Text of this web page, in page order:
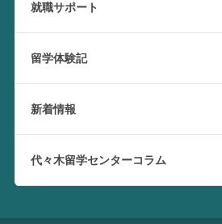
就職サポート
留学体験記
新着情報
代々木留学センターコラム